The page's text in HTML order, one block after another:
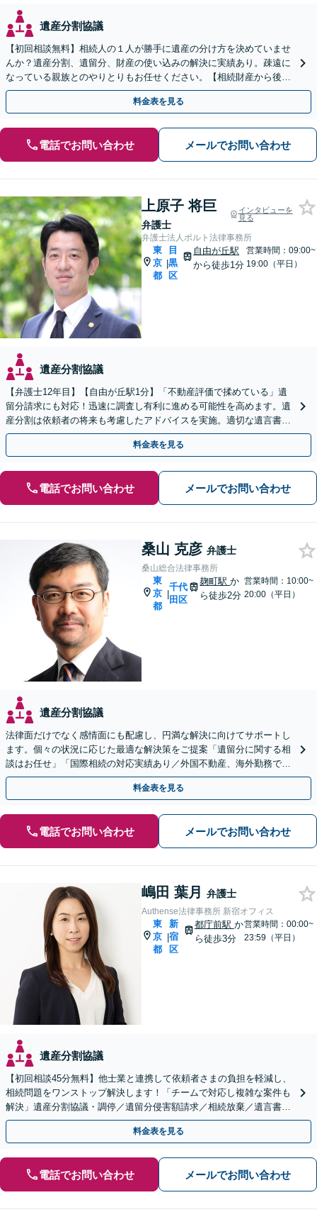
遺産分割協議
【初回相談無料】相続人の１人が勝手に遺産の分け方を決めていませ
んか？遺産分割、遺留分、財産の使い込みの解決に実績あり。疎遠に
なっている親族とのやりとりもお任せください。【相続財産から後払
い可】費用を理由に諦めないでください。【茅場町駅3分】
料金表を見る
電話でお問い合わせ メールでお問い合わせ
上原子 将巨
弁護士
インタビューを
見る
弁護士法人ポルト法律事務所
東
京
都
|
目
黒
区
自由が丘駅
から徒歩1分
営業時間：09:00~
19:00（平日）
遺産分割協議
【弁護士12年目】【自由が丘駅1分】「不動産評価で揉めている」遺
留分請求にも対応！迅速に調査し有利に進める可能性を高めます。遺
産分割は依頼者の将来も考慮したアドバイスを実施。適切な遺言書作
成で、後のトラブル回避へ【初回来所面談1時間無料】
料金表を見る
電話でお問い合わせ メールでお問い合わせ
桑山 克彦 弁護士
桑山総合法律事務所
東
京
都
|
千代
田区
麹町駅か
ら徒歩2分
営業時間：10:00~
20:00（平日）
遺産分割協議
法律面だけでなく感情面にも配慮し、円満な解決に向けてサポートし
ます。個々の状況に応じた最適な解決策をご提案「遺留分に関する相
談はお任せ」「国際相続の対応実績あり／外国不動産、海外勤務で得
た株式の相続など」【休日・夜間相談可】
料金表を見る
電話でお問い合わせ メールでお問い合わせ
嶋田 葉月 弁護士
Authense法律事務所 新宿オフィス
東
京
都
|
新
宿
区
都庁前駅 か
ら徒歩3分
営業時間：00:00~
23:59（平日）
遺産分割協議
【初回相談45分無料】他士業と連携して依頼者さまの負担を軽減し、
相続問題をワンストップ解決します！「チームで対応し複雑な案件も
解決」遺産分割協議・調停／遺留分侵害額請求／相続放棄／遺言書作
成
料金表を見る
電話でお問い合わせ メールでお問い合わせ